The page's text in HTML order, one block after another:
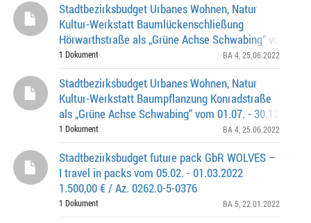
Stadtbezirksbudget Urbanes Wohnen, Natur
Kultur-Werkstatt Baumlückenschließung
Hörwarthstraße als „Grüne Achse Schwabing“ vom
30.12.2022 2.250,00 Euro, Az.: 0262.0-4-0400
1 Dokument BA 4 , 25.06.2022
Stadtbezirksbudget Urbanes Wohnen, Natur
Kultur-Werkstatt Baumpflanzung Konradstraße
als „Grüne Achse Schwabing“ vom 01.07. - 30.12.2022
Euro, Az.: 0262.0-4-0402
1 Dokument BA 4 , 25.06.2022
Stadtbezirksbudget future pack GbR WOLVES –
I travel in packs vom 05.02. - 01.03.2022
1.500,00 € / Az. 0262.0-5-0376
1 Dokument BA 5 , 22.01.2022